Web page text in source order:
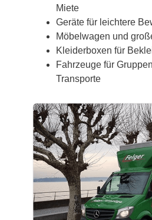
Miete
Geräte für leichtere
Möbelwagen und
Kleiderboxen für
Fahrzeuge für
Transporte